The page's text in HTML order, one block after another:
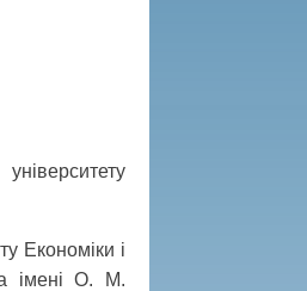
Економіки і
імені О. М.